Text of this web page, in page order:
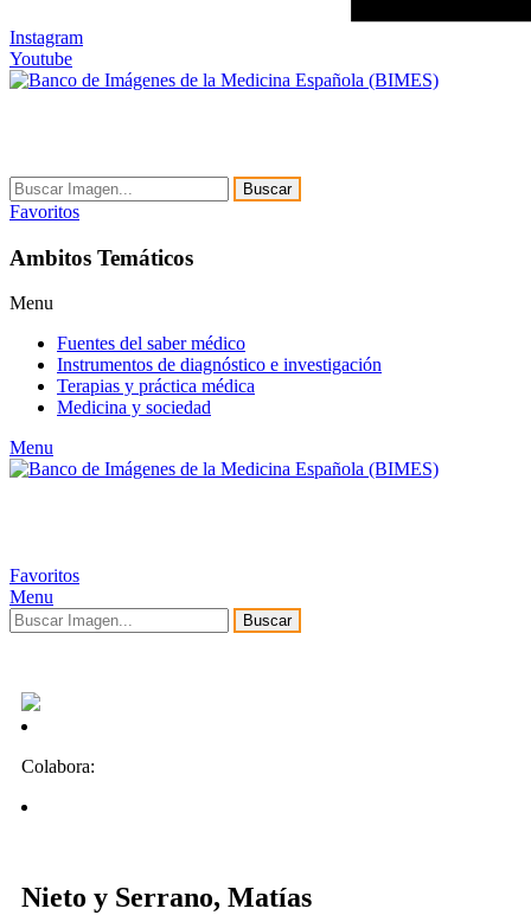
Instagram
Youtube
Buscar
Favoritos
Ambitos Temáticos
Menu
Fuentes del saber médico
Instrumentos de diagnóstico e investigación
Terapias y práctica médica
Medicina y sociedad
Menu
Favoritos
Menu
Buscar
Colabora:
Nieto y Serrano, Matías